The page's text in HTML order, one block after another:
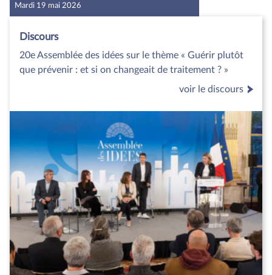
Mardi 19 mai 2026
Discours
20e Assemblée des idées sur le thème « Guérir plutôt
que prévenir : et si on changeait de traitement ? »
voir le discours